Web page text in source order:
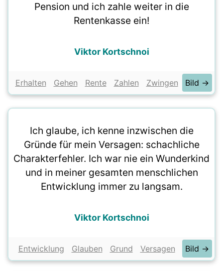
Pension und ich zahle weiter in die
Rentenkasse ein!
Viktor Kortschnoi
Erhalten Gehen Rente Zahlen Zwingen Bild →
Ich glaube, ich kenne inzwischen die
Gründe für mein Versagen: schachliche
Charakterfehler. Ich war nie ein Wunderkind
und in meiner gesamten menschlichen
Entwicklung immer zu langsam.
Viktor Kortschnoi
Entwicklung Glauben Grund Versagen Bild →